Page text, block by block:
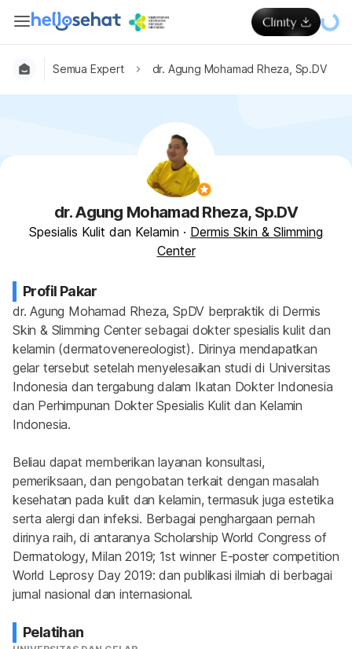
Semua Expert dr. Agung Mohamad Rheza, Sp.DV
dr. Agung Mohamad Rheza, Sp.DV
Spesialis Kulit dan Kelamin · Dermis Skin & Slimming
Center
Profil Pakar
dr. Agung Mohamad Rheza, SpDV berpraktik di Dermis
Skin & Slimming Center sebagai dokter spesialis kulit dan
kelamin (dermatovenereologist). Dirinya mendapatkan
gelar tersebut setelah menyelesaikan studi di Universitas
Indonesia dan tergabung dalam Ikatan Dokter Indonesia
dan Perhimpunan Dokter Spesialis Kulit dan Kelamin
Indonesia.
Beliau dapat memberikan layanan konsultasi,
pemeriksaan, dan pengobatan terkait dengan masalah
kesehatan pada kulit dan kelamin, termasuk juga estetika
serta alergi dan infeksi. Berbagai penghargaan pernah
dirinya raih, di antaranya Scholarship World Congress of
Dermatology, Milan 2019; 1st winner E-poster competition
World Leprosy Day 2019: dan publikasi ilmiah di berbagai
jurnal nasional dan internasional.
Pelatihan